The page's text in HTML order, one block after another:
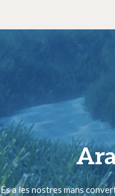
És a les nostres mans